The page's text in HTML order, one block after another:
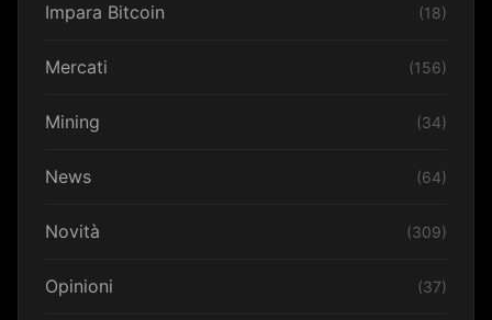
Impara Bitcoin (18)
Mercati (156)
Mining (34)
News (64)
Novità (309)
Opinioni (37)